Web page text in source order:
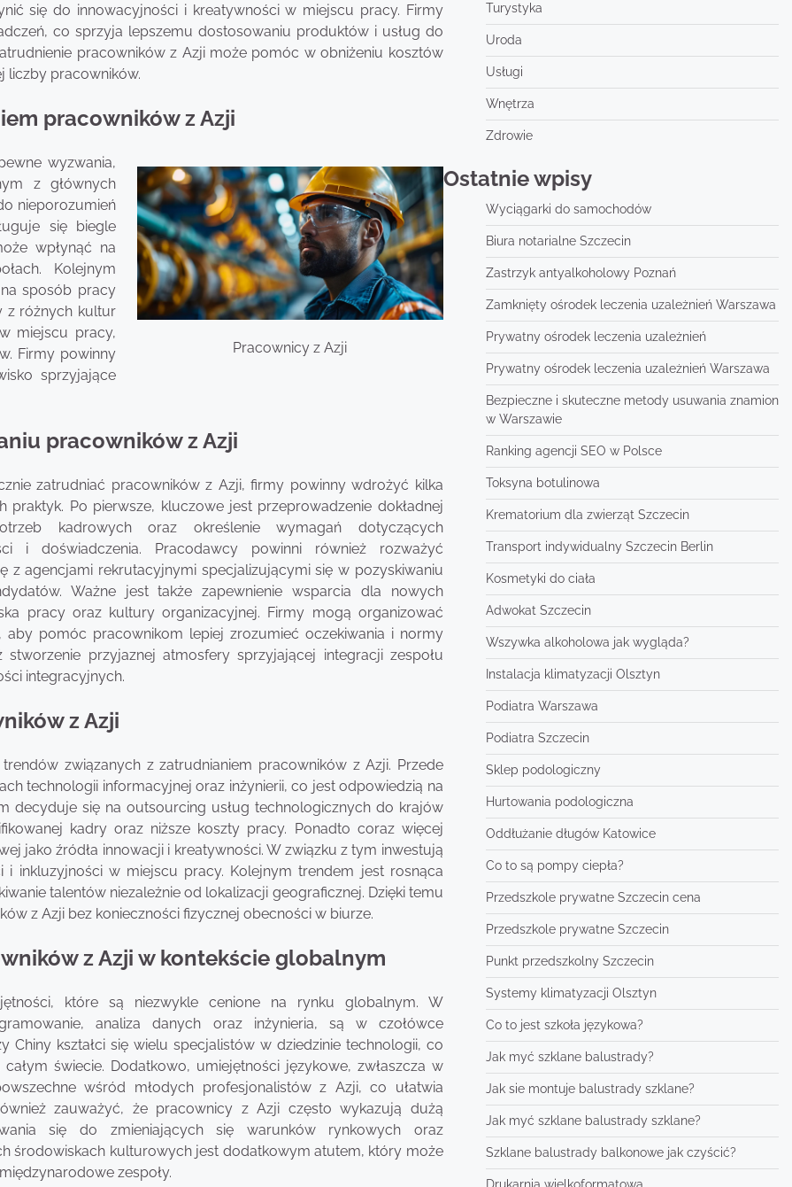
się do innowacyjności i kreatywności w miejscu pracy. Firmy
co sprzyja lepszemu dostosowaniu produktów i usług do
pracowników z Azji może pomóc w obniżeniu kosztów
liczby pracowników.
pracowników z Azji
Pracownicy z Azji
wyzwania,
z głównych
nieporozumień
się biegle
wpłynąć na
Kolejnym
sposób pracy
z różnych kultur
miejscu pracy,
Firmy powinny
sprzyjające
pracowników z Azji
zatrudniać pracowników z Azji, firmy powinny wdrożyć kilka
praktyk. Po pierwsze, kluczowe jest przeprowadzenie dokładnej
kadrowych oraz określenie wymagań dotyczących
i doświadczenia. Pracodawcy powinni również rozważyć
z agencjami rekrutacyjnymi specjalizującymi się w pozyskiwaniu
Ważne jest także zapewnienie wsparcia dla nowych
pracy oraz kultury organizacyjnej. Firmy mogą organizować
pomóc pracownikom lepiej zrozumieć oczekiwania i normy
przyjaznej atmosfery sprzyjającej integracji zespołu
integracyjnych.
z Azji
związanych z zatrudnianiem pracowników z Azji. Przede
technologii informacyjnej oraz inżynierii, co jest odpowiedzią na
decyduje się na outsourcing usług technologicznych do krajów
kadry oraz niższe koszty pracy. Ponadto coraz więcej
jako źródła innowacji i kreatywności. W związku z tym inwestują
inkluzyjności w miejscu pracy. Kolejnym trendem jest rosnąca
talentów niezależnie od lokalizacji geograficznej. Dzięki temu
z Azji bez konieczności fizycznej obecności w biurze.
z Azji w kontekście globalnym
które są niezwykle cenione na rynku globalnym. W
analiza danych oraz inżynieria, są w czołówce
Chiny kształci się wielu specjalistów w dziedzinie technologii, co
świecie. Dodatkowo, umiejętności językowe, zwłaszcza w
wśród młodych profesjonalistów z Azji, co ułatwia
zauważyć, że pracownicy z Azji często wykazują dużą
się do zmieniających się warunków rynkowych oraz
środowiskach kulturowych jest dodatkowym atutem, który może
zespoły.
Turystyka
Uroda
Usługi
Wnętrza
Zdrowie
Ostatnie wpisy
Wyciągarki do samochodów
Biura notarialne Szczecin
Zastrzyk antyalkoholowy Poznań
Zamknięty ośrodek leczenia uzależnień Warszawa
Prywatny ośrodek leczenia uzależnień
Prywatny ośrodek leczenia uzależnień Warszawa
Bezpieczne i skuteczne metody usuwania znamion
w Warszawie
Ranking agencji SEO w Polsce
Toksyna botulinowa
Krematorium dla zwierząt Szczecin
Transport indywidualny Szczecin Berlin
Kosmetyki do ciała
Adwokat Szczecin
Wszywka alkoholowa jak wygląda?
Instalacja klimatyzacji Olsztyn
Podiatra Warszawa
Podiatra Szczecin
Sklep podologiczny
Hurtowania podologiczna
Oddłużanie długów Katowice
Co to są pompy ciepła?
Przedszkole prywatne Szczecin cena
Przedszkole prywatne Szczecin
Punkt przedszkolny Szczecin
Systemy klimatyzacji Olsztyn
Co to jest szkoła językowa?
Jak myć szklane balustrady?
Jak sie montuje balustrady szklane?
Jak myć szklane balustrady szklane?
Szklane balustrady balkonowe jak czyścić?